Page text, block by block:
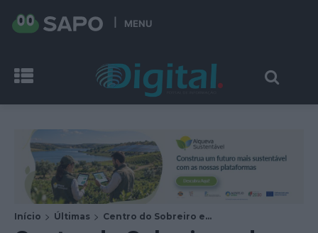
MENU
Início Últimas Centro do Sobreiro e...